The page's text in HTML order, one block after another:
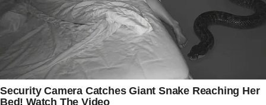
mensagem foi claro: proteger Valentina e
reforçar os laços familiares. Em meio às
dificuldades, Kayky escolheu transformar seu
desabafo em uma demonstração pública de
afeto, deixando evidente que a prioridade, neste